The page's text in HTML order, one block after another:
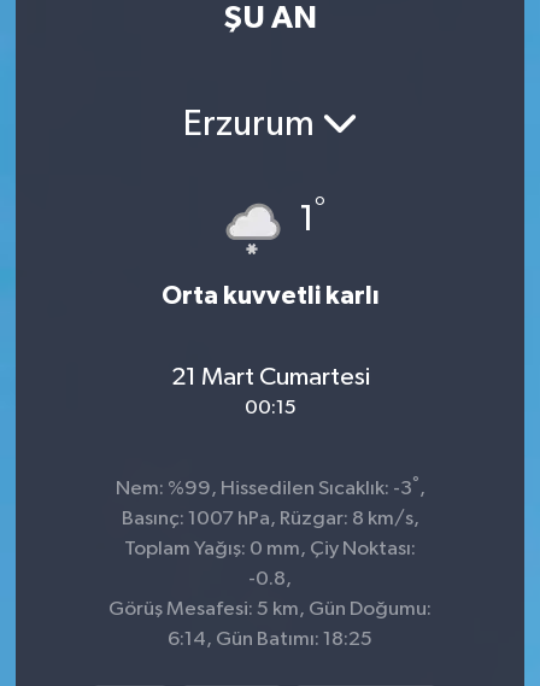
ŞU AN
Erzurum
1°
Orta kuvvetli karlı
21 Mart Cumartesi
00:15
Nem: %99, Hissedilen Sıcaklık: -3° ,
Basınç: 1007 hPa, Rüzgar: 8 km/s,
Toplam Yağış: 0 mm, Çiy Noktası:
-0.8,
Görüş Mesafesi: 5 km, Gün Doğumu:
6:14, Gün Batımı: 18:25